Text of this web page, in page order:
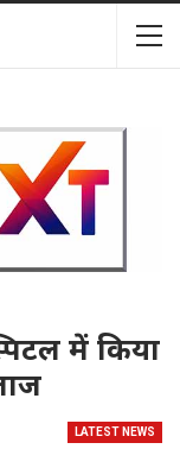
में किया
LATEST NEWS